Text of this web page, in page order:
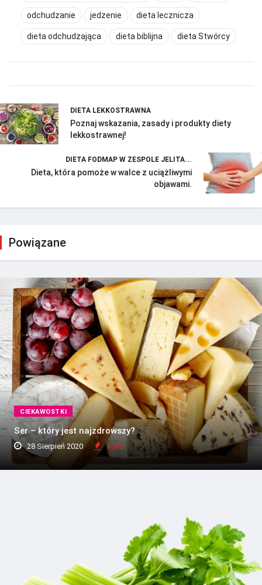
odchudzanie jedzenie dieta lecznicza
dieta odchudzająca dieta biblijna dieta Stwórcy
DIETA LEKKOSTRAWNA
Poznaj wskazania, zasady i produkty diety
lekkostrawnej!
DIETA FODMAP W ZESPOLE JELITA...
Dieta, która pomoże w walce z uciążliwymi
objawami.
Powiązane
CIEKAWOSTKI
Ser – który jest najzdrowszy?
28 Sierpień 2020 5595